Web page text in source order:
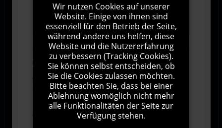
1000Zeichen übrig
Abonnieren
Ich stimme den Allgemeinen
Geschäftsbedingungen zu.
Ich bin damit einverstanden, dass diese Website
meine Daten über dieses Formular erhebt.
Wir nutzen Cookies auf unserer
Website. Einige von ihnen sind
essenziell für den Betrieb der Seite,
während andere uns helfen, diese
Website und die Nutzererfahrung
zu verbessern (Tracking Cookies).
Sie können selbst entscheiden, ob
Sie die Cookies zulassen möchten.
Bitte beachten Sie, dass bei einer
Ablehnung womöglich nicht mehr
alle Funktionalitäten der Seite zur
Verfügung stehen.